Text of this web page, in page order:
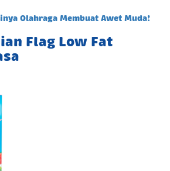
Olahraga Membuat Awet Muda!
Flag Low Fat